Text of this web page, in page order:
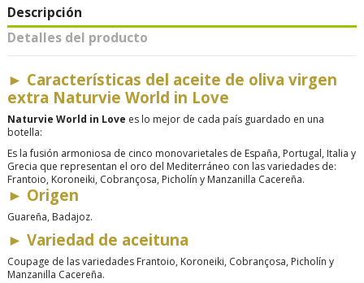
Descripción
Detalles del producto
► Características del aceite de oliva virgen
extra Naturvie World in Love
Naturvie World in Love es lo mejor de cada país guardado en una
botella:
Es la fusión armoniosa de cinco monovarietales de España, Portugal, Italia y
Grecia que representan el oro del Mediterráneo con las variedades de:
Frantoio, Koroneiki, Cobrançosa, Picholín y Manzanilla Cacereña.
► Origen
Guareña, Badajoz.
► Variedad de aceituna
Coupage de las variedades Frantoio, Koroneiki, Cobrançosa, Picholín y
Manzanilla Cacereña.